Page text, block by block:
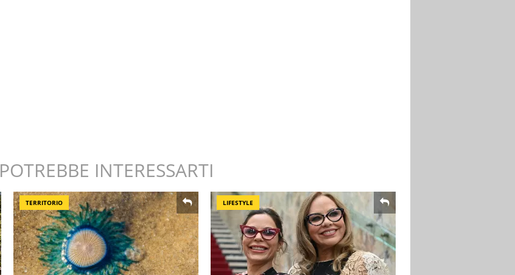
POTREBBE INTERESSARTI
TERRITORIO LIFESTYLE